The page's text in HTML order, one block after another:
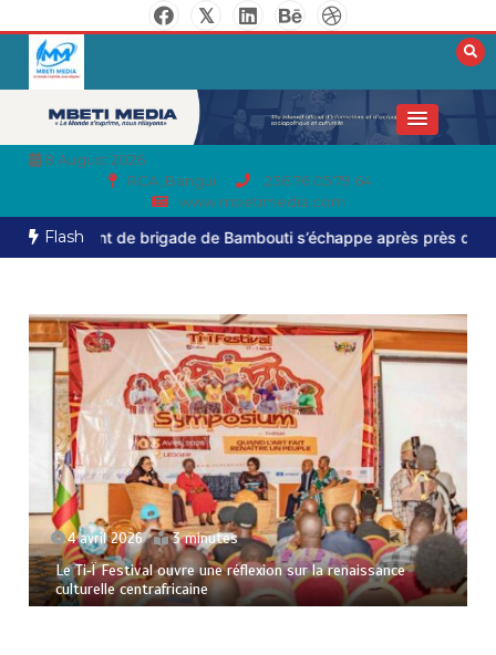
8 August 2026
RCA, Bangui
236 76 05 79 64
www.mbetimedia.com
Flash
de brigade de Bambouti s’échappe après près de huit mois de
4 avril 2026 3 minutes
Le Ti‑Ï Festival ouvre une réflexion sur la renaissance
culturelle centrafricaine